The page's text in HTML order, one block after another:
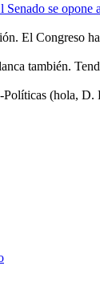
Senado se opone
El Congreso
también.
(hola, D.